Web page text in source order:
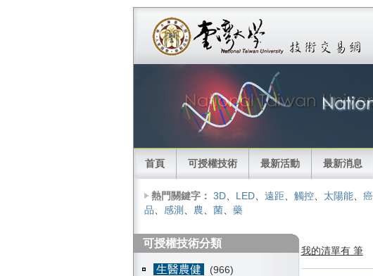
首頁 可授權技術 最新活動 最新消息
熱門關鍵字： 3D、 LED、 遠距、 觸控、 太陽能、 癌
品、 感測 、 農、 菌、 藥
可授權技術分類
生醫農健
(966)
我的清單有 筆